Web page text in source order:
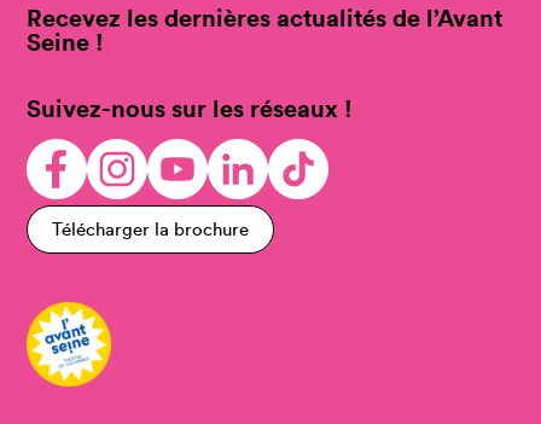
Recevez les dernières actualités de l’Avant
Seine !
Suivez-nous sur les réseaux !
Télécharger la brochure